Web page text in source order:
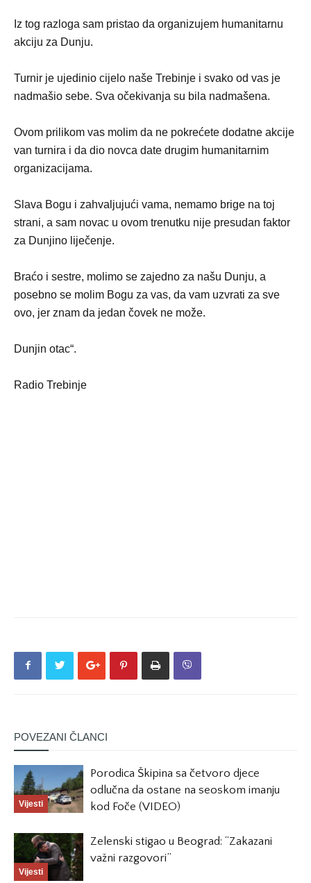
Iz tog razloga sam pristao da organizujem humanitarnu
akciju za Dunju.
Turnir je ujedinio cijelo naše Trebinje i svako od vas je
nadmašio sebe. Sva očekivanja su bila nadmašena.
Ovom prilikom vas molim da ne pokrećete dodatne akcije
van turnira i da dio novca date drugim humanitarnim
organizacijama.
Slava Bogu i zahvaljujući vama, nemamo brige na toj
strani, a sam novac u ovom trenutku nije presudan faktor
za Dunjino liječenje.
Braćo i sestre, molimo se zajedno za našu Dunju, a
posebno se molim Bogu za vas, da vam uzvrati za sve
ovo, jer znam da jedan čovek ne može.
Dunjin otac“.
Radio Trebinje
POVEZANI ČLANCI
Vijesti
Porodica Škipina sa četvoro djece
odlučna da ostane na seoskom imanju
kod Foče (VIDEO)
Vijesti
Zelenski stigao u Beograd: “Zakazani
važni razgovori”